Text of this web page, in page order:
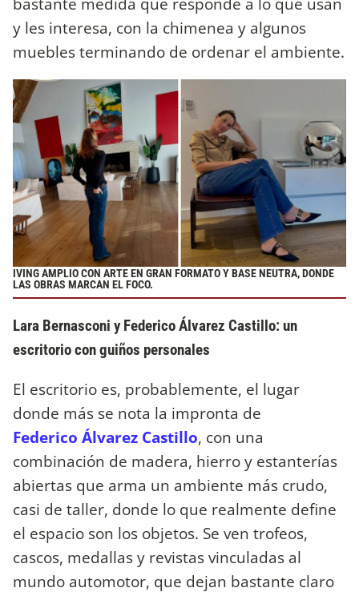
y les interesa, con la chimenea y algunos
muebles terminando de ordenar el ambiente.
IVING AMPLIO CON ARTE EN GRAN FORMATO Y BASE NEUTRA, DONDE
LAS OBRAS MARCAN EL FOCO.
Lara Bernasconi y Federico Álvarez Castillo: un
escritorio con guiños personales
El escritorio es, probablemente, el lugar
donde más se nota la impronta de
Federico Álvarez Castillo, con una
combinación de madera, hierro y estanterías
abiertas que arma un ambiente más crudo,
casi de taller, donde lo que realmente define
el espacio son los objetos. Se ven trofeos,
cascos, medallas y revistas vinculadas al
mundo automotor, que dejan bastante claro